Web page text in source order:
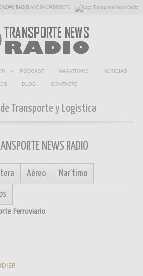
NEWS RADIO AHORA EN DIRECTO...
PODCAST MAPATRANS NOTICIAS
BLOG CONTACTO
Transporte y Logística
NEWS RADIO
Aéreo Marítimo
Ferroviario